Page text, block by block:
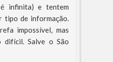
infinita) e tentem
tipo de informação.
impossível, mas
difícil. Salve o São